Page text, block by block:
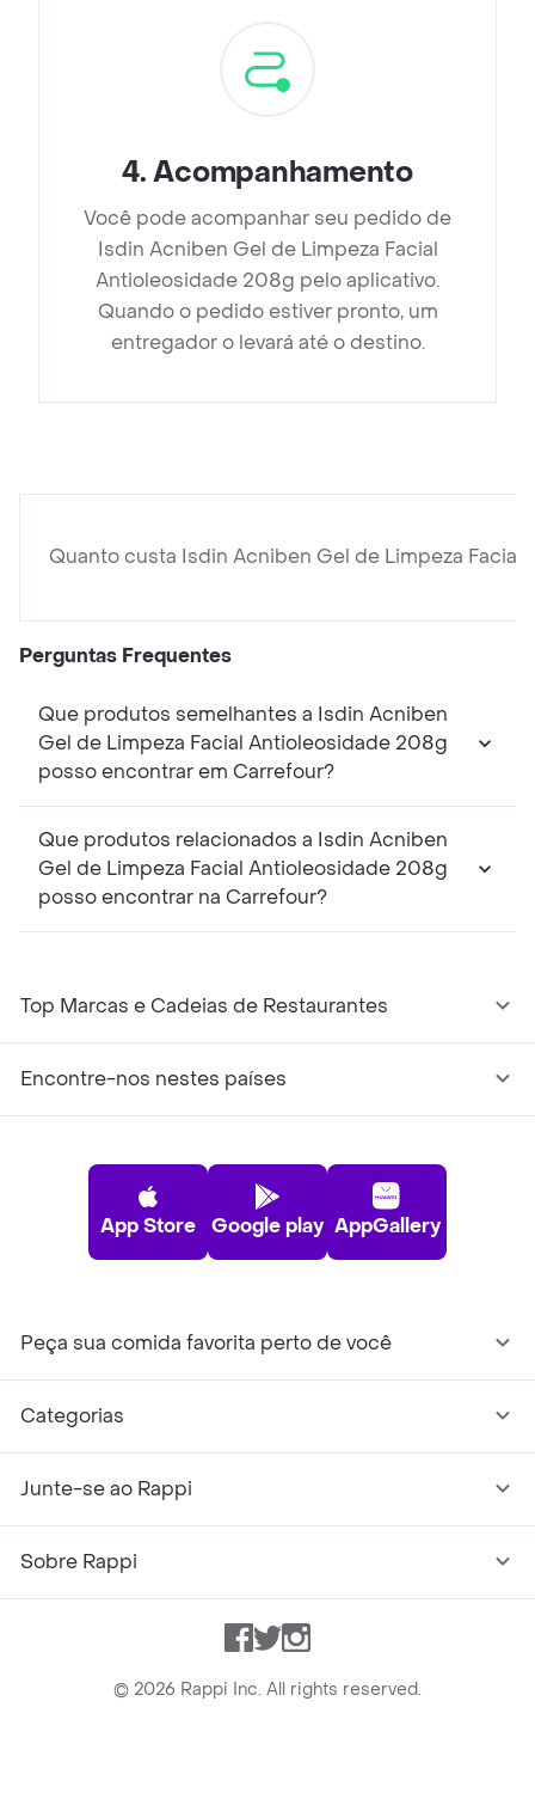
4.Acompanhamento
Você pode acompanhar seu pedido de
Isdin Acniben Gel de Limpeza Facial
Antioleosidade 208g pelo aplicativo.
Quando o pedido estiver pronto, um
entregador o levará até o destino.
Quanto custa Isdin Acniben Gel de Limpeza
Perguntas Frequentes
Que produtos semelhantes a Isdin Acniben
Gel de Limpeza Facial Antioleosidade 208g
posso encontrar em Carrefour?
Que produtos relacionados a Isdin Acniben
Gel de Limpeza Facial Antioleosidade 208g
posso encontrar na Carrefour?
Top Marcas e Cadeias de Restaurantes
Encontre-nos nestes países
App Store Google play AppGallery
Peça sua comida favorita perto de você
Categorias
Junte-se ao Rappi
Sobre Rappi
Facebook
TwitterInstagram
© 2026 Rappi Inc. All rights reserved.